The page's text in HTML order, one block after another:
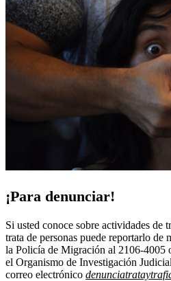
¡Para denunciar!
Si usted conoce sobre actividades de
trata de personas puede reportarlo de
la Policía de Migración al 2106-4005
el Organismo de Investigación
correo electrónico